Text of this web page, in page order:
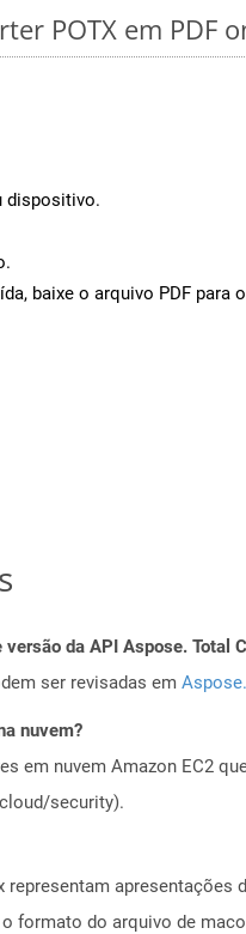
POTX em PDF
dispositivo.
baixe o arquivo PDF para
da API Aspose. Total
ser revisadas em
nuvem?
em nuvem Amazon EC2
security).
representam
formato do arquivo de